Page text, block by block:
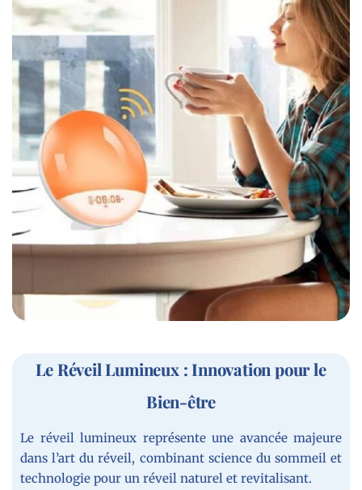
Le Réveil Lumineux : Innovation pour le
Bien-être
Le réveil lumineux représente une avancée majeure
dans l’art du réveil, combinant science du sommeil et
technologie pour un réveil naturel et revitalisant.